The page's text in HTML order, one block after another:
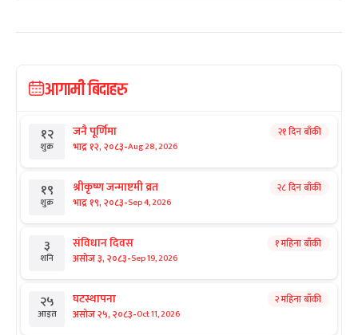
आगामी बिदाहरु
१२
शुक्र
जनै पूर्णिमा
भाद्र १२, २०८३-Aug 28, 2026
२१ दिन बाँकी
१९
शुक्र
श्रीकृष्ण जन्माष्टमी व्रत
भाद्र १९, २०८३-Sep 4, 2026
२८ दिन बाँकी
३
शनि
संविधान दिवस
असोज ३, २०८३-Sep 19, 2026
१ महिना बाँकी
२५
आइत
घटस्थापना
असोज २५, २०८३-Oct 11, 2026
२ महिना बाँकी